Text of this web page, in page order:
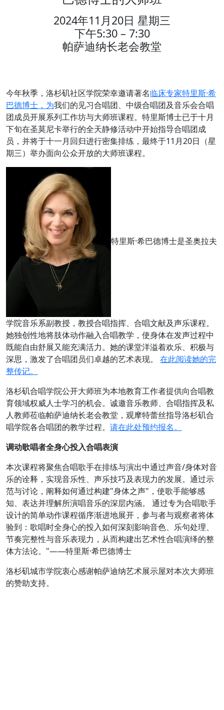
2024年11月20日 星期三
下午5:30 – 7:30
帕萨迪纳长老会教堂
今年秋季，洛杉矶社区学院荣幸邀请著名临床专家特里斯·希
巴德博士，为我们的见习合唱团、中级合唱团及音乐会合唱
团成员开展系列工作坊与大师班课程。特里斯博士已于十月
下旬在圣莫尼卡举行的全天静修活动中开始指导合唱团成
员，并将于十一月回归进行密集排练，最终于11月20日（星
期三）举办面向公众开放的大师班课程。
特里斯·希巴德博士是圣奥拉夫
学院音乐系副教授，教授合唱指挥、合唱文献及声乐课程。
她独创性地将肢体动作融入合唱教学，使身体在发声过程中
既能自由舒展又能充满活力。她的课堂洋溢着欢乐、积极与
深思，激发了合唱团员们卓越的艺术表现。 在此阅读她的完
整传记。
洛杉矶合唱学院公开大师班为本地教育工作者提供向合唱教
育领域权威人士学习的机会。诚邀音乐教师、合唱指挥及私
人教师莅临帕萨迪纳长老会教堂，观摩特蕾丝指导洛杉矶合
唱学院各合唱团的教学过程。 请在此处预约报名。
调动歌唱者全身心投入合唱表演
本次课程将聚焦合唱歌手在排练与演出中通过声音/身体对音
乐的诠释，实现音乐性、声乐技巧及表现力的发展。通过示
范与讨论，阐释如何通过构建"身体之声"，使歌手能够感
知、表达并理解所演唱音乐的深层内涵。 通过专为合唱歌手
设计的简单动作课程循序渐进地展开，参与者与观察者将体
验到：歌唱时全身心的投入如何深刻影响音色、乐句处理、
节奏完整性与音乐表现力，从而构建出艺术性合唱演绎的整
体方法论。"——特里斯·希巴德博士
洛杉矶城市学院衷心感谢帕萨迪纳艺术展示屋对本次大师班
的赞助支持。